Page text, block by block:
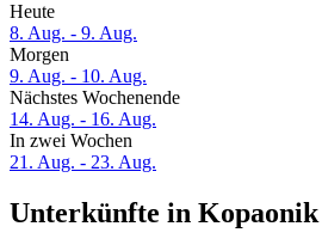
Heute
8. Aug. - 9. Aug.
Morgen
9. Aug. - 10. Aug.
Nächstes Wochenende
14. Aug. - 16. Aug.
In zwei Wochen
21. Aug. - 23. Aug.
Unterkünfte in Kopaonik